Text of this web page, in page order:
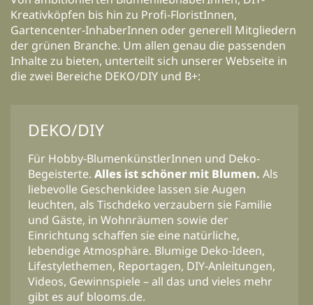
Kreativköpfen bis hin zu Profi-FloristInnen,
Gartencenter-InhaberInnen oder generell Mitgliedern
der grünen Branche. Um allen genau die passenden
Inhalte zu bieten, unterteilt sich unserer Webseite in
die zwei Bereiche DEKO/DIY und B+:
DEKO/DIY
Für Hobby-BlumenkünstlerInnen und Deko-
Begeisterte. Alles ist schöner mit Blumen. Als
liebevolle Geschenkidee lassen sie Augen
leuchten, als Tischdeko verzaubern sie Familie
und Gäste, in Wohnräumen sowie der
Einrichtung schaffen sie eine natürliche,
lebendige Atmosphäre. Blumige Deko-Ideen,
Lifestylethemen, Reportagen, DIY-Anleitungen,
Videos, Gewinnspiele – all das und vieles mehr
gibt es auf blooms.de.